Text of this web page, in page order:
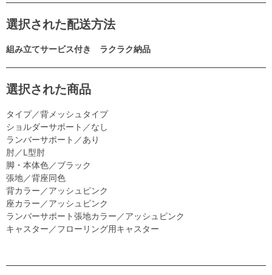
選択された配送方法
組み立てサービス付き ラクラク納品
選択された商品
タイプ／背メッシュタイプ
ショルダーサポート／なし
ランバーサポート／あり
肘／L型肘
脚・本体色／ブラック
張地／背座同色
背カラー／アッシュピンク
座カラー／アッシュピンク
ランバーサポート張地カラー／アッシュピンク
キャスター／フローリング用キャスター